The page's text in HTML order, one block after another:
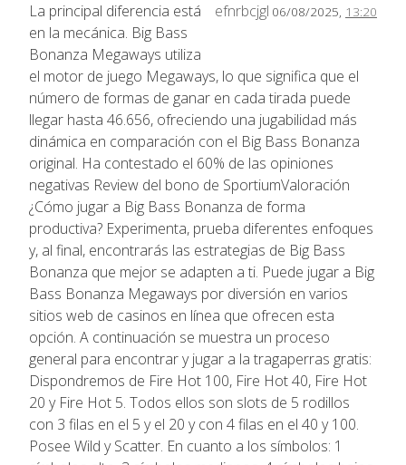
efnrbcjgl 06/08/2025, 13:20
La principal diferencia está
en la mecánica. Big Bass
Bonanza Megaways utiliza
el motor de juego Megaways, lo que significa que el
número de formas de ganar en cada tirada puede
llegar hasta 46.656, ofreciendo una jugabilidad más
dinámica en comparación con el Big Bass Bonanza
original. Ha contestado el 60% de las opiniones
negativas Review del bono de SportiumValoración
¿Cómo jugar a Big Bass Bonanza de forma
productiva? Experimenta, prueba diferentes enfoques
y, al final, encontrarás las estrategias de Big Bass
Bonanza que mejor se adapten a ti. Puede jugar a Big
Bass Bonanza Megaways por diversión en varios
sitios web de casinos en línea que ofrecen esta
opción. A continuación se muestra un proceso
general para encontrar y jugar a la tragaperras gratis:
Dispondremos de Fire Hot 100, Fire Hot 40, Fire Hot
20 y Fire Hot 5. Todos ellos son slots de 5 rodillos
con 3 filas en el 5 y el 20 y con 4 filas en el 40 y 100.
Posee Wild y Scatter. En cuanto a los símbolos: 1